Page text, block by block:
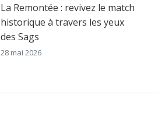
La Remontée : revivez le match
historique à travers les yeux
des Sags
28 mai 2026